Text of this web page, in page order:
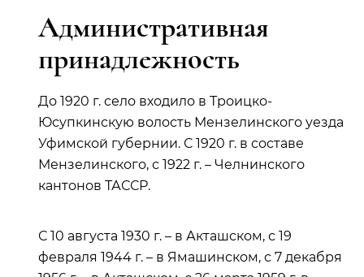
Административная
принадлежность
До 1920 г. село входило в Троицко-
Юсупкинскую волость Мензелинского уезда
Уфимской губернии. С 1920 г. в составе
Мензелинского, с 1922 г. – Челнинского
кантонов ТАССР.
С 10 августа 1930 г. – в Акташском, с 19
февраля 1944 г. – в Ямашинском, с 7 декабря